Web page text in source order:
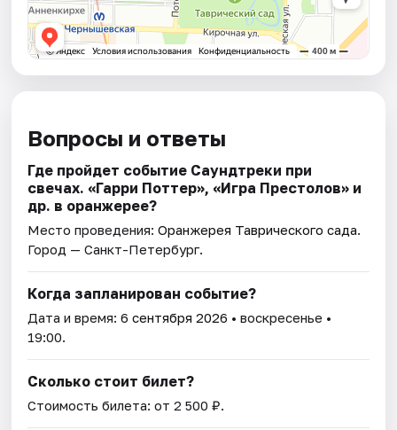
Вопросы и ответы
Где пройдет событие Саундтреки при
свечах. «Гарри Поттер», «Игра Престолов» и
др. в оранжерее?
Место проведения:Оранжерея Таврического сада.
Город — Санкт-Петербург.
Когда запланирован событие?
Дата и время:6 сентября 2026 • воскресенье •
19:00.
Сколько стоит билет?
Стоимость билета: от 2 500 ₽.